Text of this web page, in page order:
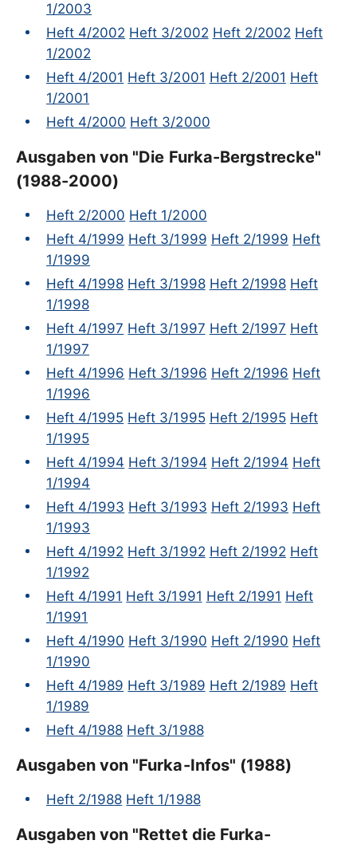
1/2003
Heft 4/2002 Heft 3/2002 Heft 2/2002 Heft
1/2002
Heft 4/2001 Heft 3/2001 Heft 2/2001 Heft
1/2001
Heft 4/2000 Heft 3/2000
Ausgaben von "Die Furka-Bergstrecke"
(1988-2000)
Heft 2/2000 Heft 1/2000
Heft 4/1999 Heft 3/1999 Heft 2/1999 Heft
1/1999
Heft 4/1998 Heft 3/1998 Heft 2/1998 Heft
1/1998
Heft 4/1997 Heft 3/1997 Heft 2/1997 Heft
1/1997
Heft 4/1996 Heft 3/1996 Heft 2/1996 Heft
1/1996
Heft 4/1995 Heft 3/1995 Heft 2/1995 Heft
1/1995
Heft 4/1994 Heft 3/1994 Heft 2/1994 Heft
1/1994
Heft 4/1993 Heft 3/1993 Heft 2/1993 Heft
1/1993
Heft 4/1992 Heft 3/1992 Heft 2/1992 Heft
1/1992
Heft 4/1991 Heft 3/1991 Heft 2/1991 Heft
1/1991
Heft 4/1990 Heft 3/1990 Heft 2/1990 Heft
1/1990
Heft 4/1989 Heft 3/1989 Heft 2/1989 Heft
1/1989
Heft 4/1988 Heft 3/1988
Ausgaben von "Furka-Infos" (1988)
Heft 2/1988 Heft 1/1988
Ausgaben von "Rettet die Furka-